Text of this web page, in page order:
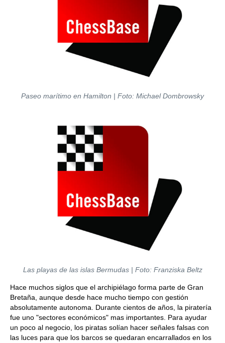
Paseo marítimo en Hamilton | Foto: Michael Dombrowsky
Las playas de las islas Bermudas | Foto: Franziska Beltz
Hace muchos siglos que el archipiélago forma parte de Gran
Bretaña, aunque desde hace mucho tiempo con gestión
absolutamente autonoma. Durante cientos de años, la piratería
fue uno "sectores económicos" mas importantes. Para ayudar
un poco al negocio, los piratas solían hacer señales falsas con
las luces para que los barcos se quedaran encarrallados en los